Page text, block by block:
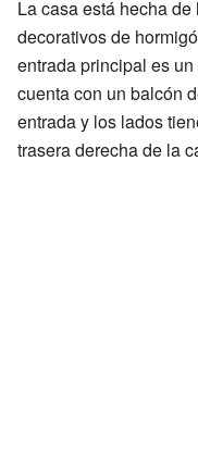
La casa está hecha
decorativos de
entrada principal es
cuenta con un balcón
entrada y los lados
trasera derecha de la